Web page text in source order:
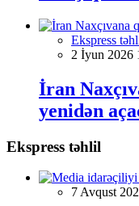
Ekspress
2 İyun 2026
İran
yenidən
Ekspress təhlil
7 Avqust